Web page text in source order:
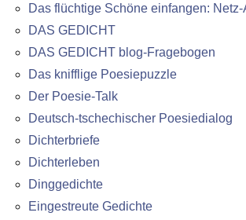
Das flüchtige Schöne einfangen:
DAS GEDICHT
DAS GEDICHT blog-Fragebogen
Das knifflige Poesiepuzzle
Der Poesie-Talk
Deutsch-tschechischer Poesiedialog
Dichterbriefe
Dichterleben
Dinggedichte
Eingestreute Gedichte